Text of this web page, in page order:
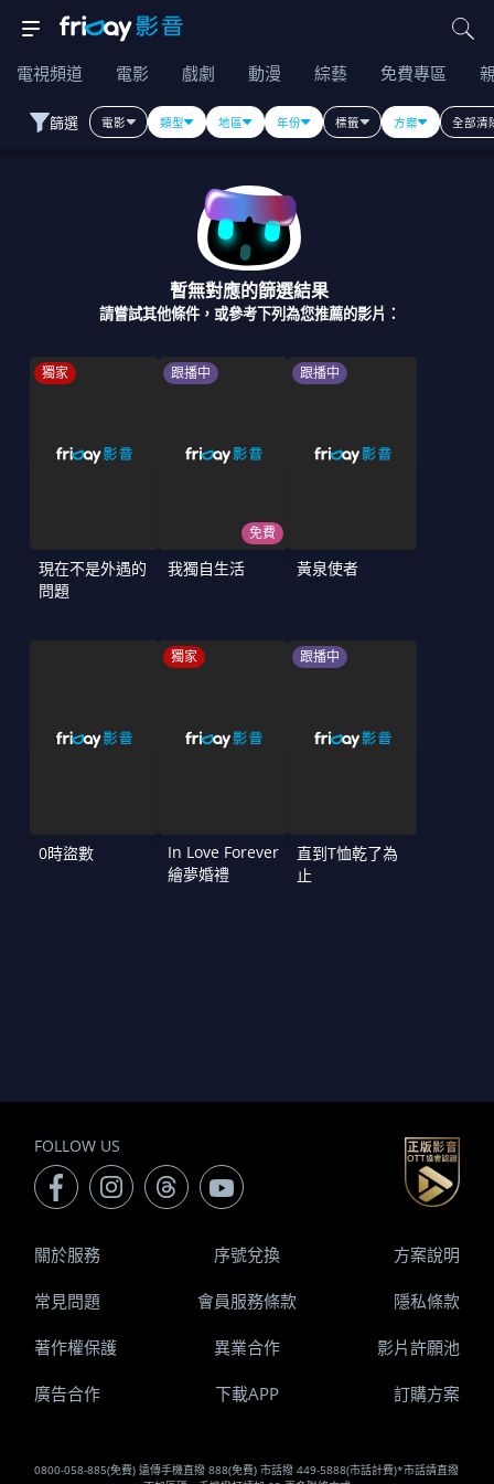
電視頻道 電影 戲劇 動漫 綜藝 免費專區
篩選 電影 類型 地區 年份 標籤 方案 全部清
暫無對應的篩選結果
請嘗試其他條件，或參考下列為您推薦的影片：
獨家
現在不是外遇的
問題
跟播中
免費
我獨自生活
跟播中
黃泉使者
0時盜數
獨家
In Love Forever
繪夢婚禮
跟播中
直到T恤乾了為
止
FOLLOW US
0800-058-885(免費) 遠傳手機直撥 888(免費) 市話撥 449-5888(市話計費)*市話請直撥
關於服務 序號兌換 方案說明
常見問題 會員服務條款 隱私條款
著作權保護 異業合作 影片許願池
廣告合作 下載APP 訂購方案